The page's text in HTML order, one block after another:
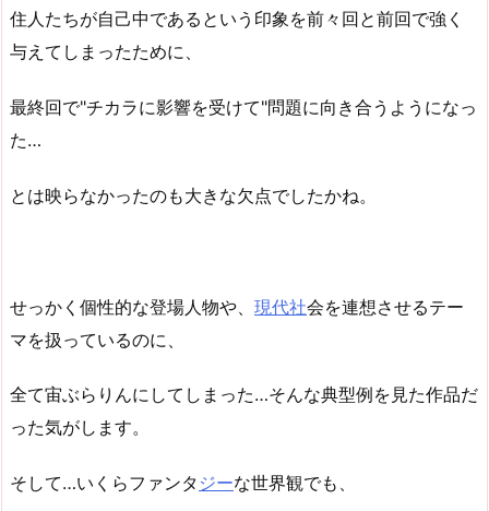
住人たちが自己中であるという印象を前々回と前回で強く
与えてしまったために、
最終回で"チカラに影響を受けて"問題に向き合うようになっ
た…
とは映らなかったのも大きな欠点でしたかね。
せっかく個性的な登場人物や、 現代社会を連想させるテー
マを扱っているのに、
全て宙ぶらりんにしてしまった…そんな典型例を見た作品だ
った気がします。
そして…いくらファンタ ジーな世界観でも、